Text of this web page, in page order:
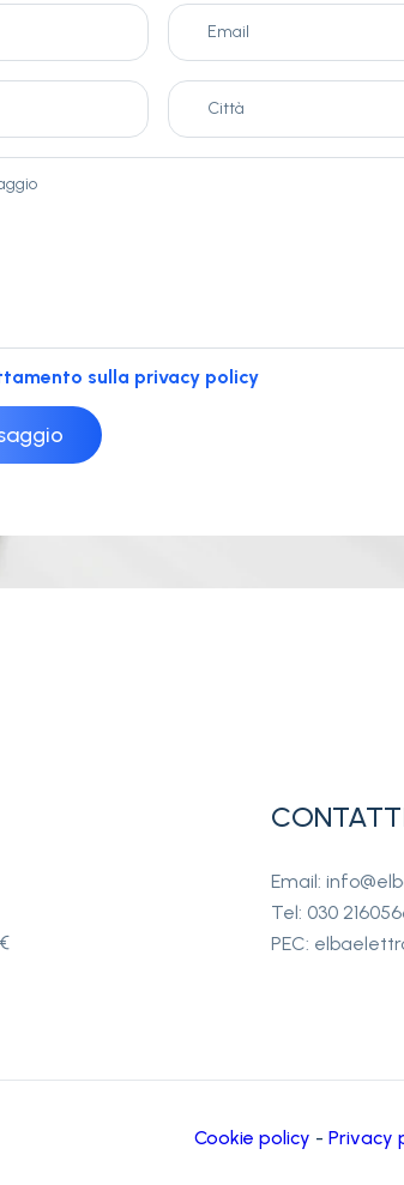
sulla privacy policy
Email:
Tel: 030
PEC:
Cookie policy - Privacy